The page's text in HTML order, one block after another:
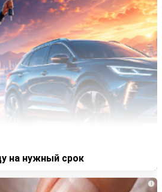
на нужный срок
i